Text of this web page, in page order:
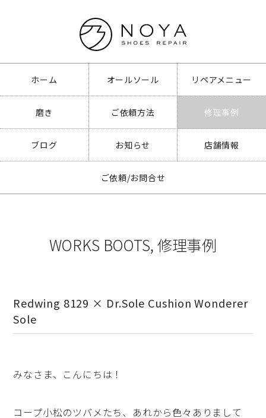
ホーム オールソール リペアメニュー
磨き ご依頼方法 修理事例
ブログ お知らせ 店舗情報
ご依頼/お問合せ
WORKS BOOTS,修理事例
Redwing 8129 × Dr.Sole Cushion Wonderer
Sole
みなさま、こんにちは！
コープ小松のツバメたち、あれから色々ありまして